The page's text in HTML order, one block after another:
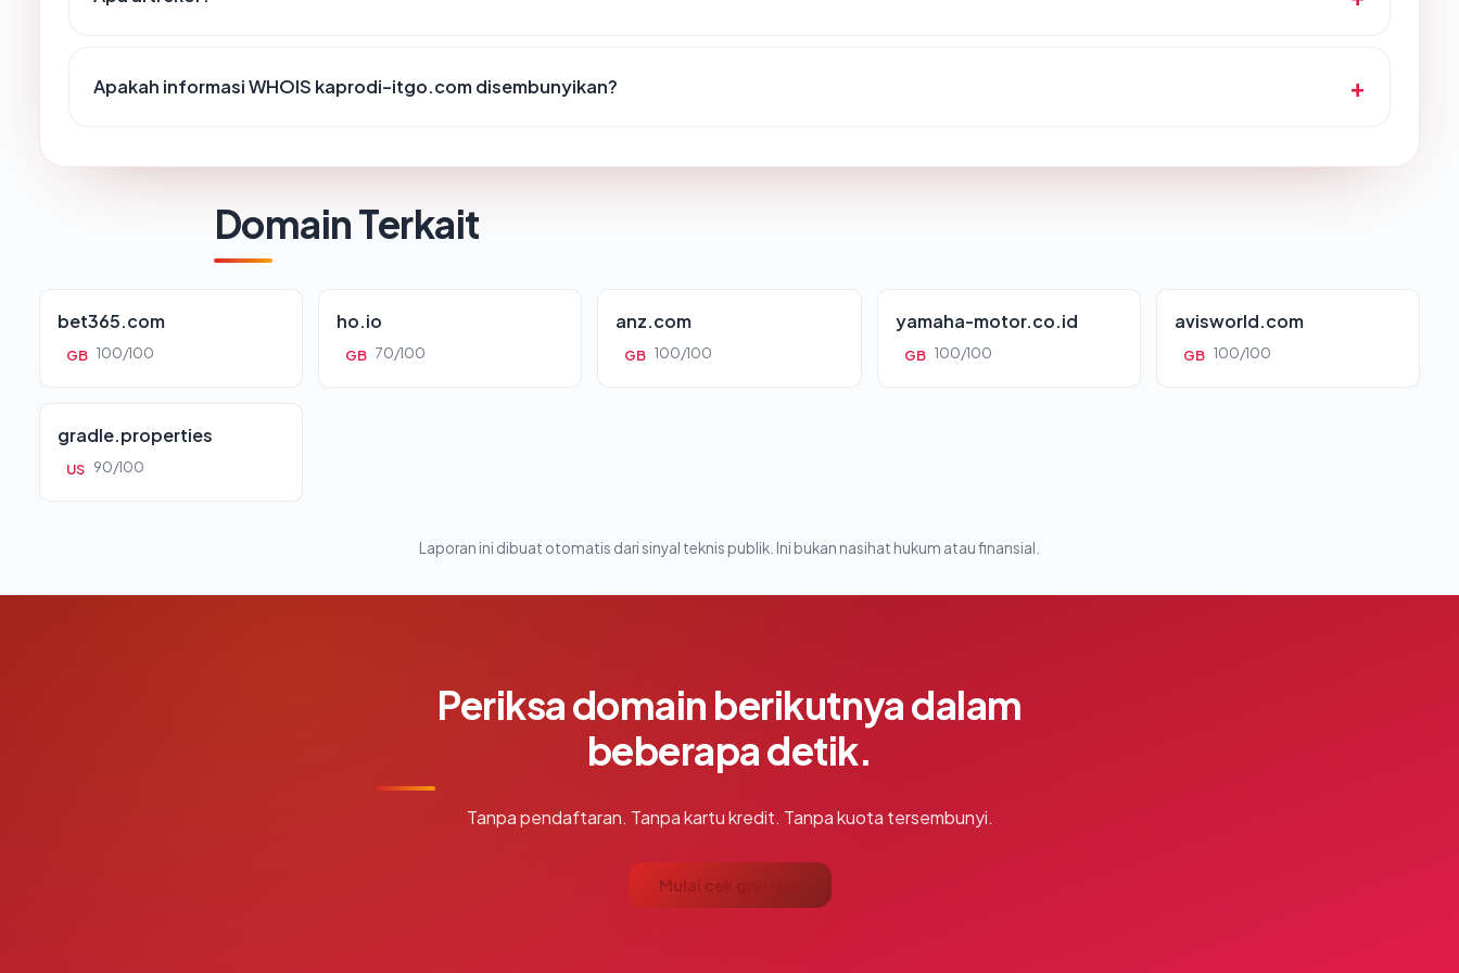
Apakah informasi WHOIS kaprodi-itgo.com disembunyikan?
Domain Terkait
bet365.com
GB 100/100
ho.io
GB 70/100
anz.com
GB 100/100
yamaha-motor.co.id
GB 100/100
avisworld.com
GB 100/100
gradle.properties
US 90/100
Laporan ini dibuat otomatis dari sinyal teknis publik. Ini bukan nasihat hukum atau finansial.
Periksa domain berikutnya dalam
beberapa detik.
Tanpa pendaftaran. Tanpa kartu kredit. Tanpa kuota tersembunyi.
Mulai cek gratis →